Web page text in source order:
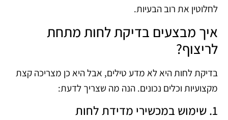
לחלוטין את רוב הבעיות.
איך מבצעים בדיקת לחות מתחת
לריצוף?
בדיקת לחות היא לא מדע טילים, אבל היא כן מצריכה קצת
מקצועיות וכלים נכונים. הנה מה שצריך לדעת:
1. שימוש במכשירי מדידת לחות